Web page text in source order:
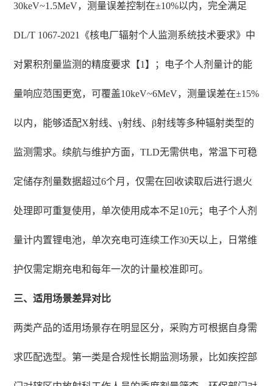
30keV~1.5MeV，测量误差控制在±10%以内，完全满足
DL/T 1067-2021《核电厂辐射个人监测系统技术要求》中
对累积剂量监测的精度要求【1】；电子个人剂量计的能
量响应范围更宽，可覆盖10keV~6MeV，测量误差在±15%
以内，能够适配X射线、γ射线、β射线等多种辐射类型的
监测需求。续航与维护方面，TLD无需供电，常温下可稳
定储存剂量数据超过6个月，仅需在回收读取后进行退火
处理即可重复使用，单次使用成本不足10元；电子个人剂
量计内置锂电池，单次充电可连续工作30天以上，日常维
护仅需定期充电和每年一次的计量校准即可。
三、适用场景差异对比
两类产品的适用场景存在明显区分，采购方可根据自身需
求匹配选型。第一类是合规性长期监测场景，比如疾控部